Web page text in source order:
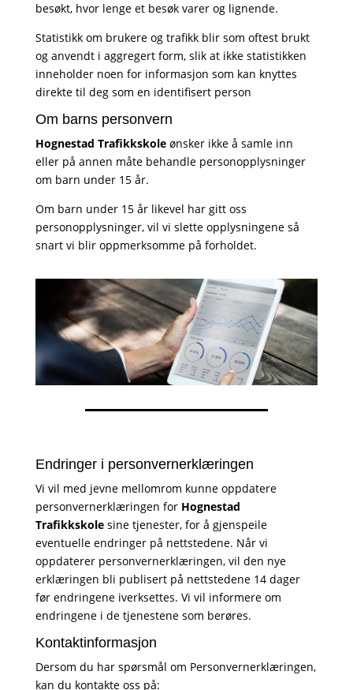
besøkt, hvor lenge et besøk varer og lignende.
Statistikk om brukere og trafikk blir som oftest brukt
og anvendt i aggregert form, slik at ikke statistikken
inneholder noen for informasjon som kan knyttes
direkte til deg som en identifisert person
Om barns personvern
Hognestad Trafikkskoleønsker ikke å samle inn
eller på annen måte behandle personopplysninger
om barn under 15 år.
Om barn under 15 år likevel har gitt oss
personopplysninger, vil vi slette opplysningene så
snart vi blir oppmerksomme på forholdet.
Endringer i personvernerklæringen
Vi vil med jevne mellomrom kunne oppdatere
personvernerklæringen for Hognestad
Trafikkskolesine tjenester, for å gjenspeile
eventuelle endringer på nettstedene. Når vi
oppdaterer personvernerklæringen, vil den nye
erklæringen bli publisert på nettstedene 14 dager
før endringene iverksettes. Vi vil informere om
endringene i de tjenestene som berøres.
Kontaktinformasjon
Dersom du har spørsmål om Personvernerklæringen,
kan du kontakte oss på: